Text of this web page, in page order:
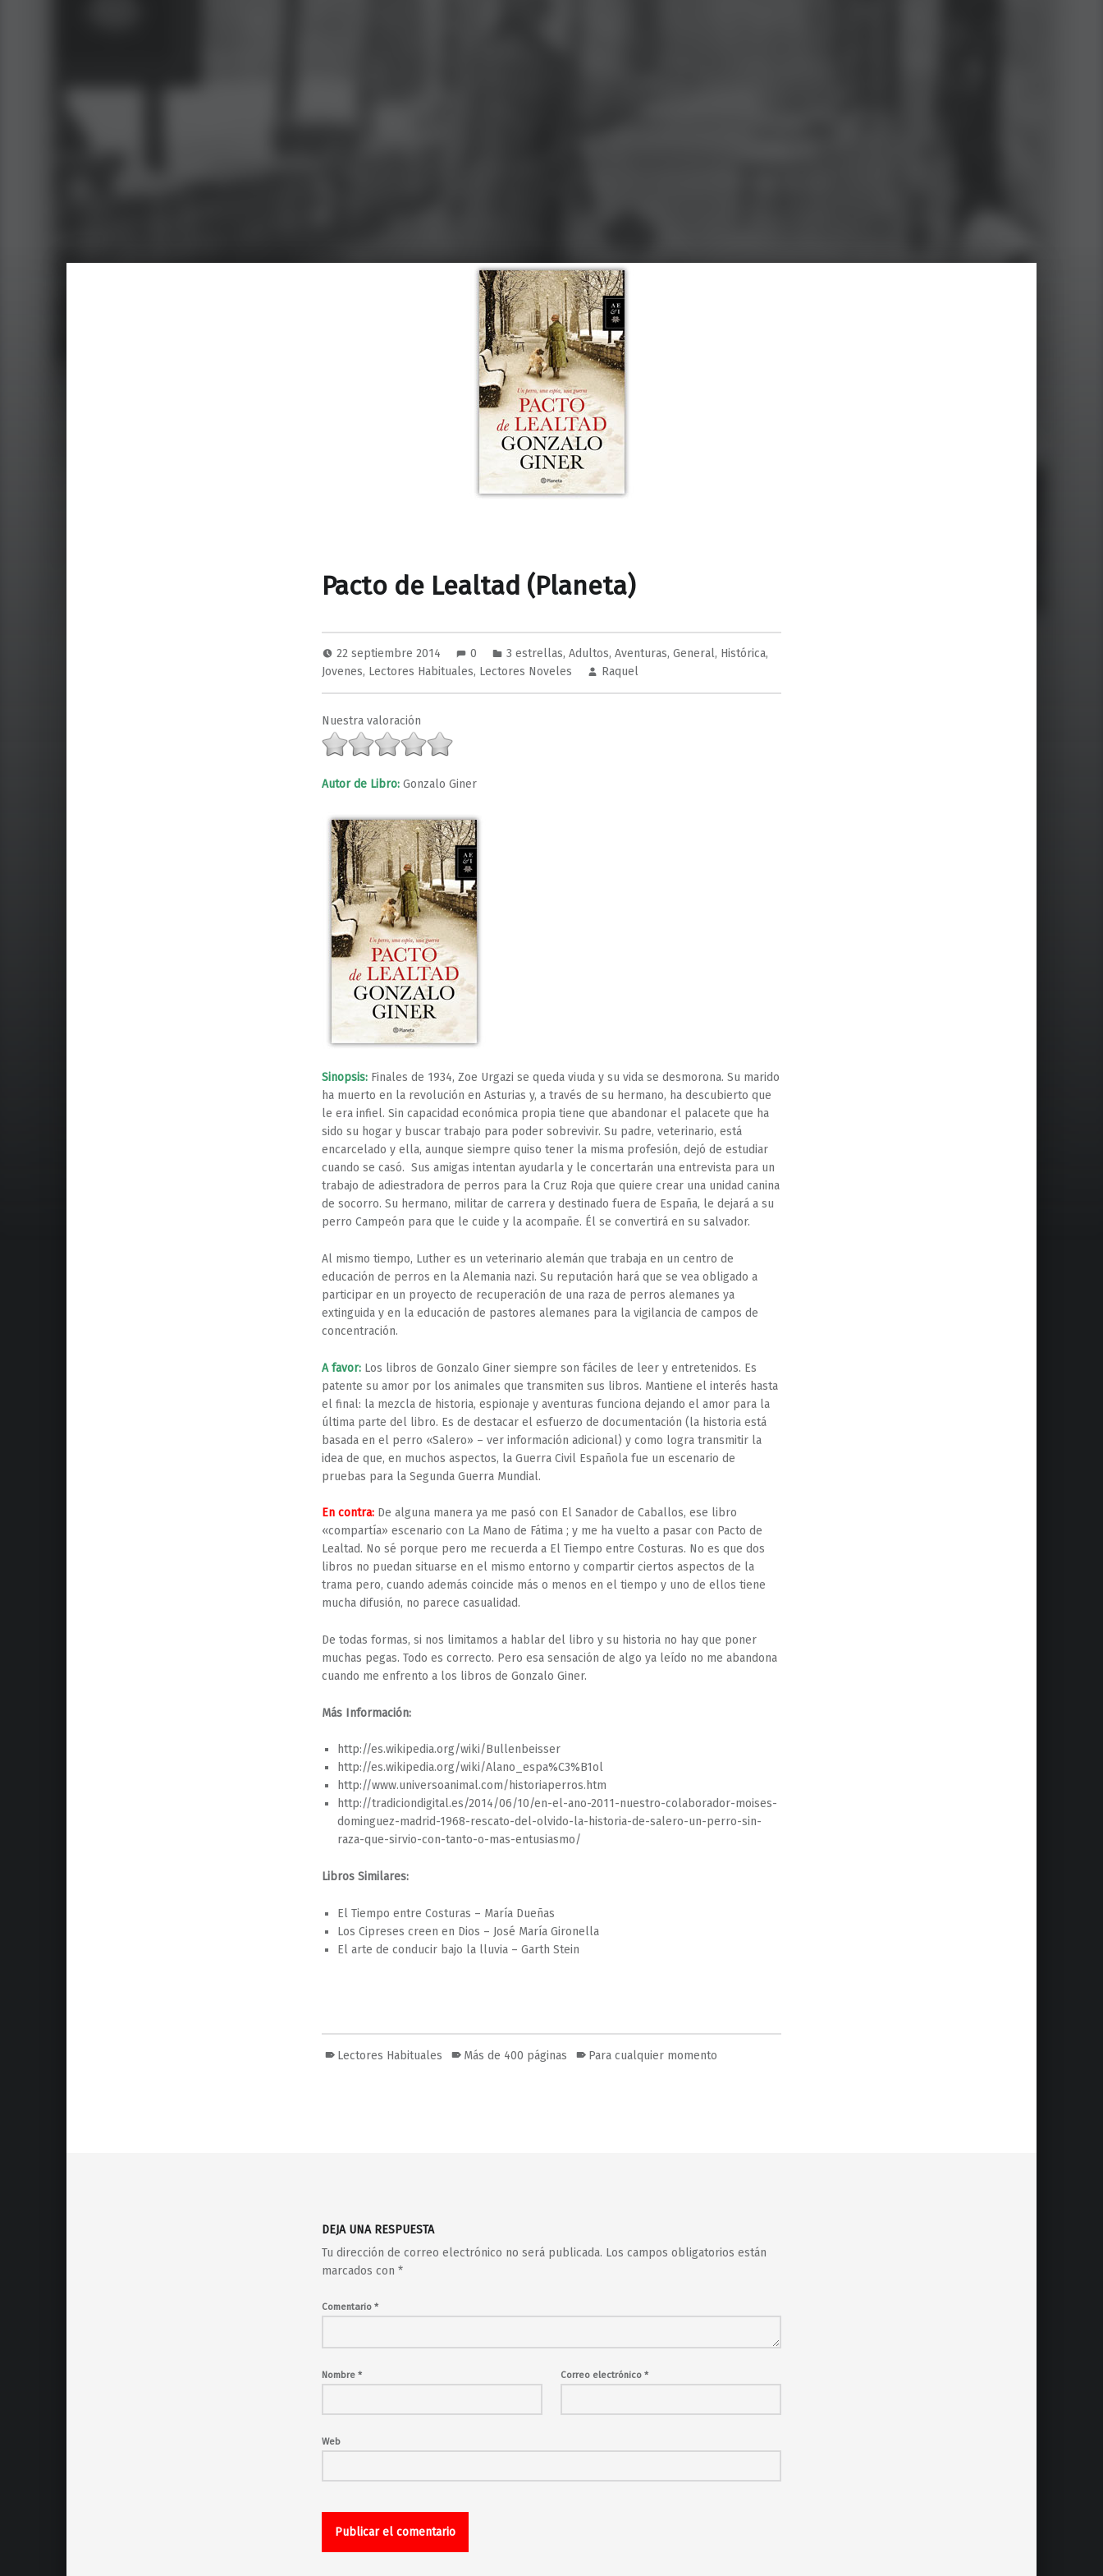
Pacto de Lealtad (Planeta)
22 septiembre 2014 0 3 estrellas, Adultos, Aventuras, General, Histórica,
Jovenes, Lectores Habituales, Lectores Noveles Raquel
Nuestra valoración
Autor de Libro:Gonzalo Giner
Sinopsis:Finales de 1934, Zoe Urgazi se queda viuda y su vida se desmorona. Su marido
ha muerto en la revolución en Asturias y, a través de su hermano, ha descubierto que
le era infiel. Sin capacidad económica propia tiene que abandonar el palacete que ha
sido su hogar y buscar trabajo para poder sobrevivir. Su padre, veterinario, está
encarcelado y ella, aunque siempre quiso tener la misma profesión, dejó de estudiar
cuando se casó. Sus amigas intentan ayudarla y le concertarán una entrevista para un
trabajo de adiestradora de perros para la Cruz Roja que quiere crear una unidad canina
de socorro. Su hermano, militar de carrera y destinado fuera de España, le dejará a su
perro Campeón para que le cuide y la acompañe. Él se convertirá en su salvador.
Al mismo tiempo, Luther es un veterinario alemán que trabaja en un centro de
educación de perros en la Alemania nazi. Su reputación hará que se vea obligado a
participar en un proyecto de recuperación de una raza de perros alemanes ya
extinguida y en la educación de pastores alemanes para la vigilancia de campos de
concentración.
A favor:Los libros de Gonzalo Giner siempre son fáciles de leer y entretenidos. Es
patente su amor por los animales que transmiten sus libros. Mantiene el interés hasta
el final: la mezcla de historia, espionaje y aventuras funciona dejando el amor para la
última parte del libro. Es de destacar el esfuerzo de documentación (la historia está
basada en el perro «Salero» – ver información adicional) y como logra transmitir la
idea de que, en muchos aspectos, la Guerra Civil Española fue un escenario de
pruebas para la Segunda Guerra Mundial.
En contra:De alguna manera ya me pasó con El Sanador de Caballos, ese libro
«compartía» escenario con La Mano de Fátima ; y me ha vuelto a pasar con Pacto de
Lealtad. No sé porque pero me recuerda a El Tiempo entre Costuras. No es que dos
libros no puedan situarse en el mismo entorno y compartir ciertos aspectos de la
trama pero, cuando además coincide más o menos en el tiempo y uno de ellos tiene
mucha difusión, no parece casualidad.
De todas formas, si nos limitamos a hablar del libro y su historia no hay que poner
muchas pegas. Todo es correcto. Pero esa sensación de algo ya leído no me abandona
cuando me enfrento a los libros de Gonzalo Giner.
Más Información:
http://es.wikipedia.org/wiki/Bullenbeisser
http://es.wikipedia.org/wiki/Alano_espa%C3%B1ol
http://www.universoanimal.com/historiaperros.htm
http://tradiciondigital.es/2014/06/10/en-el-ano-2011-nuestro-colaborador-moises-
dominguez-madrid-1968-rescato-del-olvido-la-historia-de-salero-un-perro-sin-
raza-que-sirvio-con-tanto-o-mas-entusiasmo/
Libros Similares:
El Tiempo entre Costuras – María Dueñas
Los Cipreses creen en Dios – José María Gironella
El arte de conducir bajo la lluvia – Garth Stein
Lectores Habituales Más de 400 páginas Para cualquier momento
DEJA UNA RESPUESTA
Tu dirección de correo electrónico no será publicada. Los campos obligatorios están
marcados con *
Comentario *
Nombre * Correo electrónico*
Web